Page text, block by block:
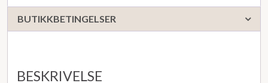
BUTIKKBETINGELSER
BESKRIVELSE